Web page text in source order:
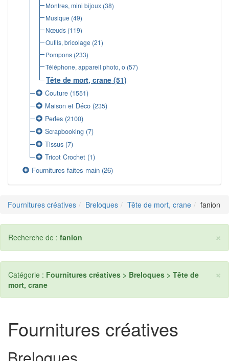
Montres, mini bijoux(38)
Musique (49)
Nœuds(119)
Outils, bricolage (21)
Pompons(233)
Téléphone, appareil photo, o (57)
Tête de mort, crane (51)
Couture (1551)
Maison et Déco (235)
Perles (2100)
Scrapbooking (7)
Tissus (7)
Tricot Crochet (1)
Fournitures faites main (26)
Fournitures créatives Breloques Tête de mort, crane fanion
×
Recherche de : fanion
×
Catégorie : Fournitures créatives > Breloques > Tête de
mort, crane
Fournitures créatives